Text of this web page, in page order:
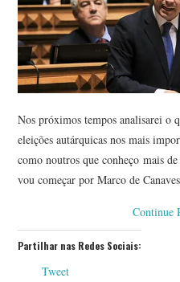
Nos próximos tempos analisarei o
eleições autárquicas nos mais
como noutros que conheço mais
vou começar por Marco de
Continue
Partilhar nas Redes Sociais:
Tweet